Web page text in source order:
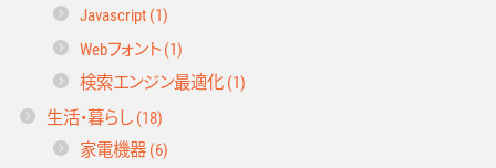
Javascript (1)
Webフォント (1)
検索エンジン最適化 (1)
生活・暮らし (18)
家電機器 (6)